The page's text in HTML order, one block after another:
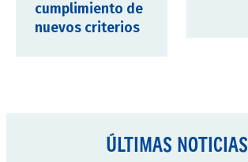
cumplimiento de
nuevos criterios
ÚLTIMAS NOTICIAS